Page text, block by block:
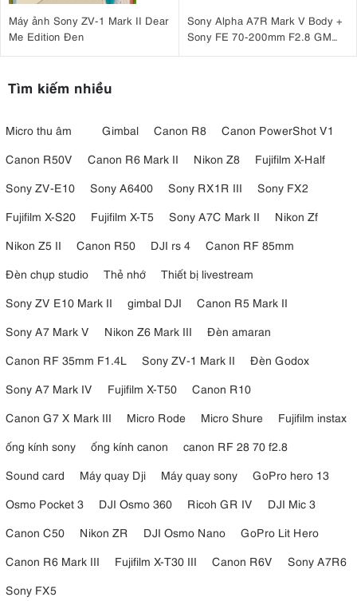
Máy ảnh Sony ZV-1 Mark II Dear
Me Edition Đen
Sony Alpha A7R Mark V Body +
Sony FE 70-200mm F2.8 GM
Tìm kiếm nhiều
Micro thu âm Gimbal Canon R8
Canon PowerShot V1
Canon R50V
Canon R6 Mark II Nikon Z8
Fujifilm X-Half
Sony ZV-E10
Sony A6400 Sony RX1R III
Sony FX2
Fujifilm X-S20
Fujifilm X-T5 Sony A7C Mark II
Nikon Zf
Nikon Z5 II
Canon R50 DJI rs 4
Canon RF 85mm
Đèn chụp studio
Thẻ nhớ
Thiết bị livestream
Sony ZV E10 Mark II
gimbal DJI
Canon R5 Mark II
Sony A7 Mark V
Nikon Z6 Mark III
Đèn amaran
Canon RF 35mm F1.4L
Sony ZV-1 Mark II
Đèn Godox
Sony A7 Mark IV
Fujifilm X-T50
Canon R10
Canon G7 X Mark III
Micro Rode Micro Shure
Fujifilm instax
ống kính sony
ống kính canon
canon RF 28 70 f2.8
Sound card
Máy quay Dji Máy quay sony
GoPro hero 13
Osmo Pocket 3
DJI Osmo 360 Ricoh GR IV
DJI Mic 3
Canon C50
Nikon ZR DJI Osmo Nano
GoPro Lit Hero
Canon R6 Mark III
Fujifilm X-T30 III Canon R6V
Sony A7R6
Sony FX5